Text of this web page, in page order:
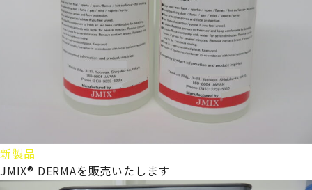
新製品
JMIX® DERMAを販売いたします